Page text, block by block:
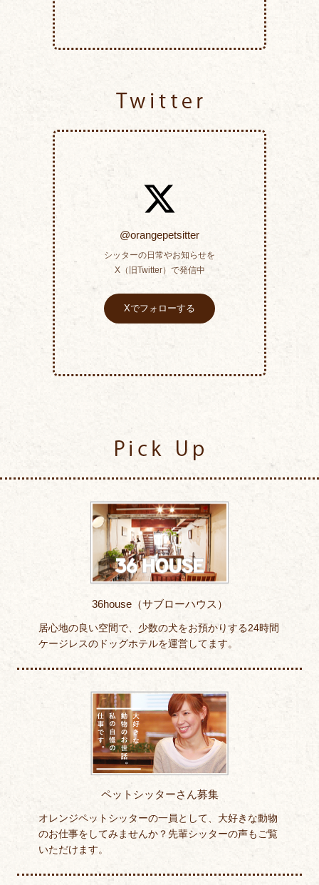
@orangepetsitter
シッターの日常やお知らせを
X（旧Twitter）で発信中
Xでフォローする
36house（サブローハウス）
居心地の良い空間で、少数の犬をお預かりする24時間
ケージレスのドッグホテルを運営してます。
ペットシッターさん募集
オレンジペットシッターの一員として、大好きな動物
のお仕事をしてみませんか？先輩シッターの声もご覧
いただけます。